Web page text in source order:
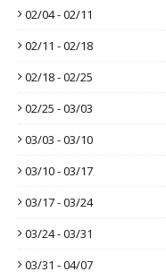
02/04 - 02/11
02/11 - 02/18
02/18 - 02/25
02/25 - 03/03
03/03 - 03/10
03/10 - 03/17
03/17 - 03/24
03/24 - 03/31
03/31 - 04/07